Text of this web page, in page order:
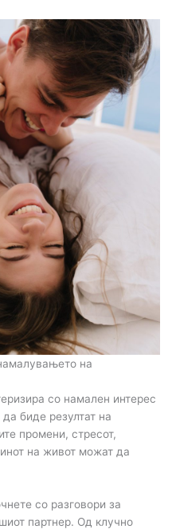
на
со намален интерес
биде резултат на
промени, стресот,
на живот можат да
со разговори за
партнер. Од клучно